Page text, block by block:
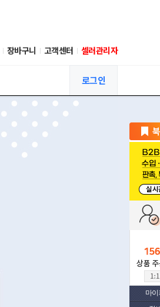
장바구니 고객센터 셀러관리자
로그인
마